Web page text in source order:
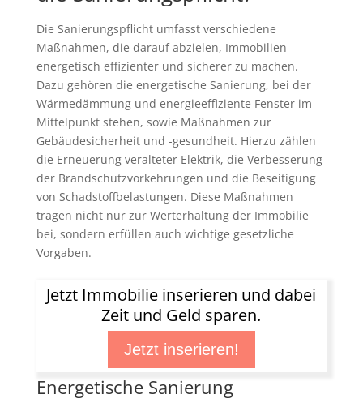
Die Sanierungspflicht umfasst verschiedene
Maßnahmen, die darauf abzielen, Immobilien
energetisch effizienter und sicherer zu machen.
Dazu gehören die energetische Sanierung, bei der
Wärmedämmung und energieeffiziente Fenster im
Mittelpunkt stehen, sowie Maßnahmen zur
Gebäudesicherheit und -gesundheit. Hierzu zählen
die Erneuerung veralteter Elektrik, die Verbesserung
der Brandschutzvorkehrungen und die Beseitigung
von Schadstoffbelastungen. Diese Maßnahmen
tragen nicht nur zur Werterhaltung der Immobilie
bei, sondern erfüllen auch wichtige gesetzliche
Vorgaben.
Jetzt Immobilie inserieren und dabei
Zeit und Geld sparen.
Jetzt inserieren!
Energetische Sanierung